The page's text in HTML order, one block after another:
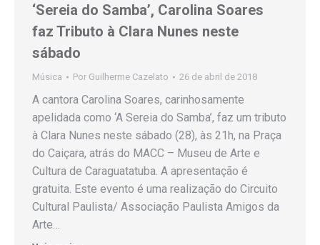
‘Sereia do Samba’, Carolina Soares
faz Tributo à Clara Nunes neste
sábado
Música Por Guilherme Cazelato 26 de abril de 2018
A cantora Carolina Soares, carinhosamente
apelidada como ‘A Sereia do Samba’, faz um tributo
à Clara Nunes neste sábado (28), às 21h, na Praça
do Caiçara, atrás do MACC – Museu de Arte e
Cultura de Caraguatatuba. A apresentação é
gratuita. Este evento é uma realização do Circuito
Cultural Paulista/ Associação Paulista Amigos da
Arte…